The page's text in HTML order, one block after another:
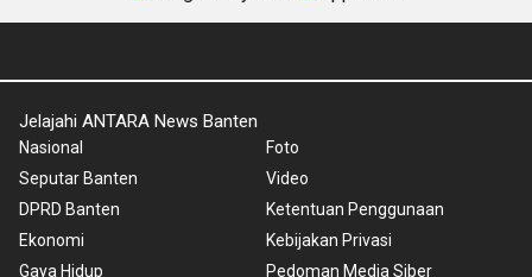
Jelajahi ANTARA News Banten
Nasional
Seputar Banten
DPRD Banten
Ekonomi
Gaya Hidup
Foto
Video
Ketentuan Penggunaan
Kebijakan Privasi
Pedoman Media Siber